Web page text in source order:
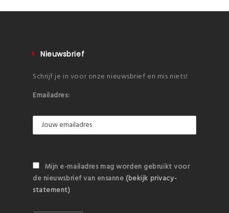
Nieuwsbrief
Schrijf je in voor onze nieuwsbrief en mis niets!
Emailadres:
Mijn e-mailadres mag worden gebruikt voor
de nieuwsbrief van ensanne (bekijk privacy-
statement)